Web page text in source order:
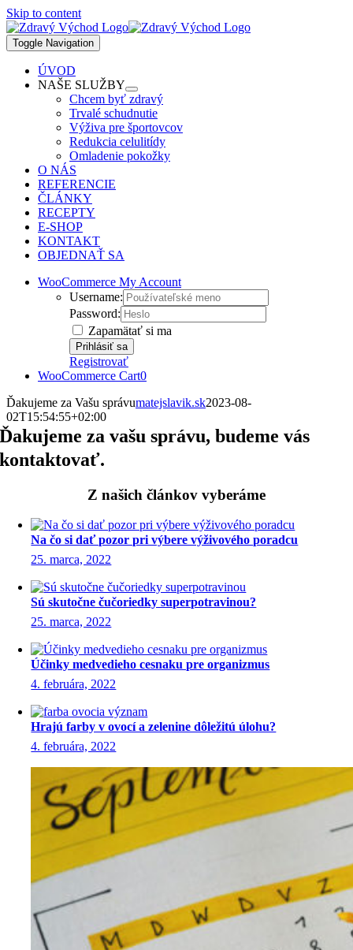
Skip to content
Toggle Navigation
ÚVOD
NAŠE SLUŽBY
Chcem byť zdravý
Trvalé schudnutie
Výživa pre športovcov
Redukcia celulitídy
Omladenie pokožky
O NÁS
REFERENCIE
ČLÁNKY
RECEPTY
E-SHOP
KONTAKT
OBJEDNAŤ SA
WooCommerce My Account
Username:
Password:
Zapamätať si ma
Registrovať
WooCommerce Cart0
Ďakujeme za Vašu správumatejslavik.sk2023-08-
02T15:54:55+02:00
Ďakujeme za vašu správu, budeme vás
kontaktovať.
Z našich článkov vyberáme
Na čo si dať pozor pri výbere výživového poradcu
25. marca, 2022
Sú skutočne čučoriedky superpotravinou?
25. marca, 2022
Účinky medvedieho cesnaku pre organizmus
4. februára, 2022
Hrajú farby v ovocí a zelenine dôležitú úlohu?
4. februára, 2022